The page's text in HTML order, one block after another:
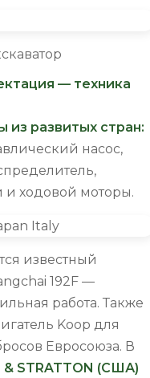
— техника
из развитых стран:
насос,
и ходовой моторы.
известный
192F —
работа. Также
Koop для
Евросоюза. В
& STRATTON (США)